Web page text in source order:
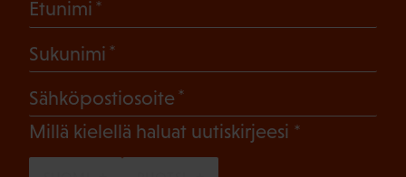
Etunimi
Sukunimi
Sähköpostiosoite
Millä kielellä haluat uutiskirjeesi (Pakollinen)